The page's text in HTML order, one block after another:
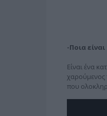
-Ποια
Είναι ένα
χαρούμενος
που